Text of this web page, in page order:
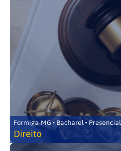
Formiga-MG • Bacharel • Presencial
Direito